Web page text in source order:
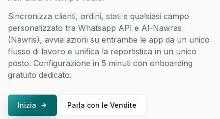
Sincronizza clienti, ordini, stati e qualsiasi campo
personalizzato tra Whatsapp API e Al-Nawras
(Nawris), avvia azioni su entrambe le app da un unico
flusso di lavoro e unifica la reportistica in un unico
posto. Configurazione in 5 minuti con onboarding
gratuito dedicato.
Inizia Parla con le Vendite